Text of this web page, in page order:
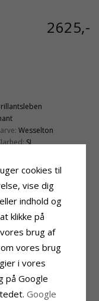
2625,-
Wesselton
SI
Øsken: 20,0 mm
7,3 mm
Guldkæder Med Bredde
1,2 mm
1,2 Nn
DENNE HAR
cookies til
vise dig
indhold og
klikke på
brug af
vores brug
i vores
på Google
Google